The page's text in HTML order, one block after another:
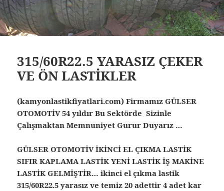
315/60R22.5 YARASIZ ÇEKER
VE ÖN LASTİKLER
(kamyonlastikfiyatlari.com) Firmamız GÜLSER
OTOMOTİV 54 yıldır Bu Sektörde Sizinle
Çalışmaktan Memnuniyet Gurur Duyarız …
GÜLSER OTOMOTİV İKİNCİ EL ÇIKMA LASTİK
SIFIR KAPLAMA LASTİK YENİ LASTİK İŞ MAKİNE
LASTİK GELMİŞTİR… ikinci el çıkma lastik
315/60R22.5 yarasız ve temiz 20 adettir 4 adet kar